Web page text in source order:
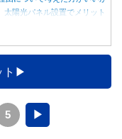
陽光パネル設置でメリット
5 ▶